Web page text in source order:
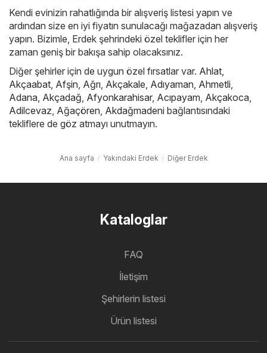
Kendi evinizin rahatlığında bir alışveriş listesi yapın ve
ardından size en iyi fiyatın sunulacağı mağazadan alışveriş
yapın. Bizimle, Erdek şehrindeki özel teklifler için her
zaman geniş bir bakışa sahip olacaksınız.
Diğer şehirler için de uygun özel fırsatlar var. Ahlat
Akçaabat Afşin Ağrı Akçakale Adıyaman Ahmetli
Adana Akçadağ Afyonkarahisar, Acıpayam Akçakoca
Adilcevaz Ağaçören Akdağmadeni bağlantısındaki
tekliflere de göz atmayı unutmayın.
Ana sayfa Yakındaki Erdek Diğer Erdek
Kataloglar
FAQ
İletişim
Şehirlerin listesi
Ürün listesi